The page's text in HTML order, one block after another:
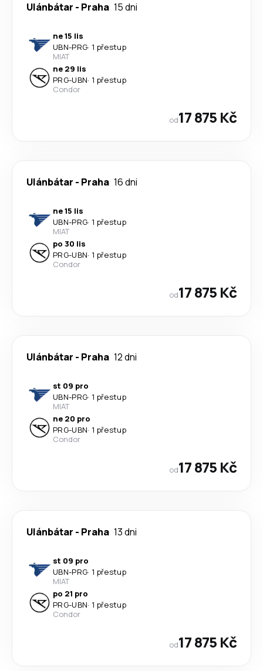
Ulánbátar - Praha 15 dni
ne 15 lis
UBN-PRG· 1 přestup
MIAT
ne 29 lis
PRG-UBN· 1 přestup
Condor
od17 875 Kč
Ulánbátar - Praha 16 dni
ne 15 lis
UBN-PRG· 1 přestup
MIAT
po 30 lis
PRG-UBN· 1 přestup
Condor
od17 875 Kč
Ulánbátar - Praha 12 dni
st 09 pro
UBN-PRG· 1 přestup
MIAT
ne 20 pro
PRG-UBN· 1 přestup
Condor
od17 875 Kč
Ulánbátar - Praha 13 dni
st 09 pro
UBN-PRG· 1 přestup
MIAT
po 21 pro
PRG-UBN· 1 přestup
Condor
od17 875 Kč